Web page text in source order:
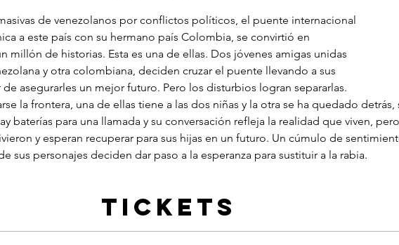
de venezolanos por conflictos políticos, el puente internacional
a este país con su hermano país Colombia, se convirtió en
millón de historias. Esta es una de ellas. Dos jóvenes amigas unidas
y otra colombiana, deciden cruzar el puente llevando a sus
de asegurarles un mejor futuro. Pero los disturbios logran separarlas.
la frontera, una de ellas tiene a las dos niñas y la otra se ha quedado detrás,
baterías para una llamada y su conversación refleja la realidad que viven, pero
y esperan recuperar para sus hijas en un futuro. Un cúmulo de
sus personajes deciden dar paso a la esperanza para sustituir a la rabia.
Tickets